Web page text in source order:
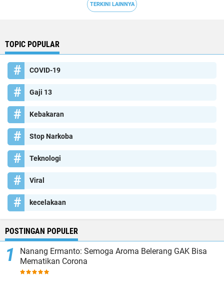
TERKINI LAINNYA
TOPIC POPULAR
COVID-19
Gaji 13
Kebakaran
Stop Narkoba
Teknologi
Viral
kecelakaan
POSTINGAN POPULER
Nanang Ermanto: Semoga Aroma Belerang GAK Bisa
Mematikan Corona